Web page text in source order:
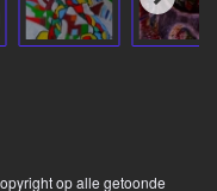
op alle getoonde